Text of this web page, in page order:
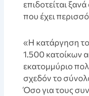
επιδοτείται
που έχει
«Η κατάργηση
1.500 κατοίκων
εκατομμύριο
σχεδόν το
Όσο για τους